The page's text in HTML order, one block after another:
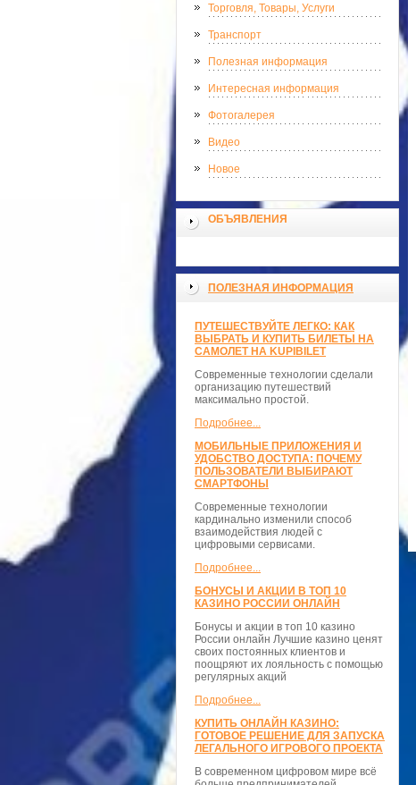
Торговля, Товары, Услуги
Транспорт
Полезная информация
Интересная информация
Фотогалерея
Видео
Новое
ОБЪЯВЛЕНИЯ
ПОЛЕЗНАЯ ИНФОРМАЦИЯ
ПУТЕШЕСТВУЙТЕ ЛЕГКО: КАК
ВЫБРАТЬ И КУПИТЬ БИЛЕТЫ НА
САМОЛЕТ НА KUPIBILET
Современные технологии сделали
организацию путешествий
максимально простой.
Подробнее...
МОБИЛЬНЫЕ ПРИЛОЖЕНИЯ И
УДОБСТВО ДОСТУПА: ПОЧЕМУ
ПОЛЬЗОВАТЕЛИ ВЫБИРАЮТ
СМАРТФОНЫ
Современные технологии
кардинально изменили способ
взаимодействия людей с
цифровыми сервисами.
Подробнее...
БОНУСЫ И АКЦИИ В ТОП 10
КАЗИНО РОССИИ ОНЛАЙН
Бонусы и акции в топ 10 казино
России онлайн Лучшие казино ценят
своих постоянных клиентов и
поощряют их лояльность с помощью
регулярных акций
Подробнее...
КУПИТЬ ОНЛАЙН КАЗИНО:
ГОТОВОЕ РЕШЕНИЕ ДЛЯ ЗАПУСКА
ЛЕГАЛЬНОГО ИГРОВОГО ПРОЕКТА
В современном цифровом мире всё